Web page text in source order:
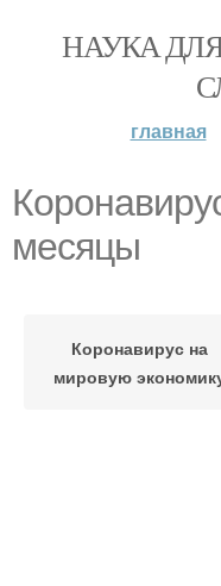
НАУКА
главная
месяцы
Коронавирус на
мировую